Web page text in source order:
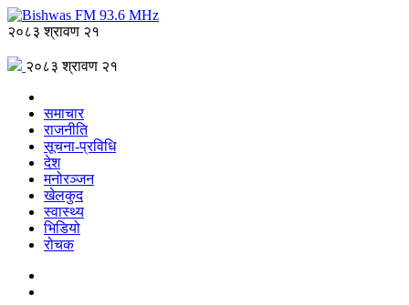
२०८३ श्रावण २१
२०८३ श्रावण २१
समाचार
राजनीति
सूचना-प्रविधि
देश
मनोरञ्जन
खेलकुद
स्वास्थ्य
भिडियो
रोचक